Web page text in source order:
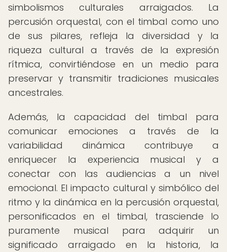
simbolismos culturales arraigados. La
percusión orquestal, con el timbal como uno
de sus pilares, refleja la diversidad y la
riqueza cultural a través de la expresión
rítmica, convirtiéndose en un medio para
preservar y transmitir tradiciones musicales
ancestrales.
Además, la capacidad del timbal para
comunicar emociones a través de la
variabilidad dinámica contribuye a
enriquecer la experiencia musical y a
conectar con las audiencias a un nivel
emocional. El impacto cultural y simbólico del
ritmo y la dinámica en la percusión orquestal,
personificados en el timbal, trasciende lo
puramente musical para adquirir un
significado arraigado en la historia, la